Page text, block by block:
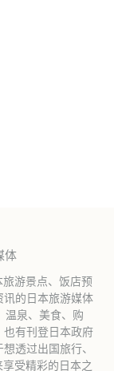
体
旅游景点、饭店预
的日本旅游媒体
温泉、美食、购
有刊登日本政府
透过出国旅行、
受精彩的日本之